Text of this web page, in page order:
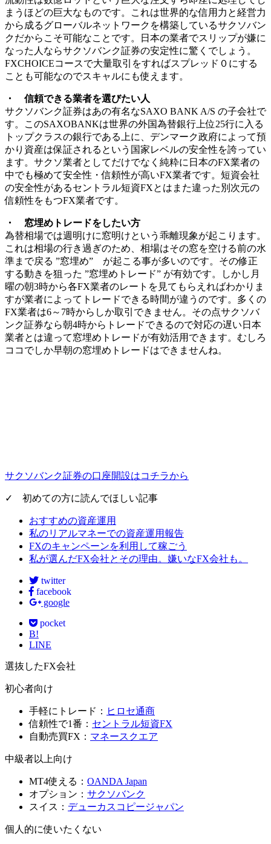
まうほどの巨大なものです。これは世界的な信用力と経営力
から成るグローバルネットワークを構築しているサクソバン
クだからこそ可能なことです。日本の業者でスリップが嫌に
なった人ならサクソバンク証券の安定性に驚くでしょう。
FXCHOICEコースで大量取引をすればスプレッド０にする
ことも可能なのでスキャルにも使えます。
・ 信頼できる業者を選びたい人
サクソバンク証券はあの有名なSAXO BANK A/S の子会社で
す。このSAXOBANKは世界の外国為替銀行上位25行に入る
トップクラスの銀行である上に、デンマーク政府によって預
かり資産は保証されるという国家レベルの安全性を誇ってい
ます。サクソ業者としてだけでなく純粋に日本のFX業者の
中でも極めて安全性・信頼性が高いFX業者です。短資会社
の安全性があるセントラル短資FXとはまた違った別次元の
信頼性をもつFX業者です。
・ 窓埋めトレードをしたい方
為替相場では週明けに窓明けという乖離現象が起こります。
これは相場の行き過ぎのため、相場はその窓を空ける前の水
準まで戻る ”窓埋め” が起こる事が多いのです。その修正
する動きを狙った ”窓埋めトレード” が有効です。しかし月
曜の朝3時から各FX業者のレートを見てもらえればわかりま
すが業者によってトレードできる時間が違うのです。多くの
FX業者は6～7時からしか取引できません。その点サクソバ
ンク証券なら朝4時からトレードできるので対応の遅い日本
業者とは違って窓埋めトレードが有効活用できます。むしろ
ココでしか早朝の窓埋めトレードはできませんね。
サクソバンク証券の口座開設はコチラから
✓ 初めての方に読んでほしい記事
おすすめの資産運用
私のリアルマネーでの資産運用報告
FXのキャンペーンを利用して稼ごう
私が選んだFX会社とその理由。嫌いなFX会社も。
twitter
facebook
google
pocket
B!
LINE
選抜したFX会社
初心者向け
手軽にトレード： ヒロセ通商
信頼性で1番： セントラル短資FX
自動売買FX： マネースクエア
中級者以上向け
MT4使える： OANDA Japan
オプション： サクソバンク
スイス： デューカスコピージャパン
個人的に使いたくない